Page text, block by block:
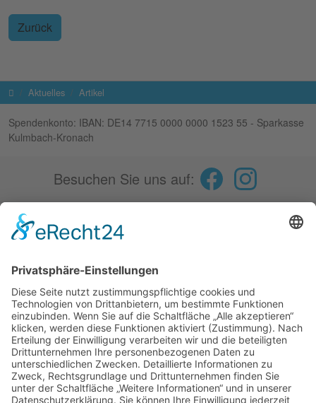
Zurück
Startseite
Aktuelles Artikel
Spendenkonto: IBAN: DE14 7715 0000 0000 1523 55 - Sparkasse
Kulmbach-Kronach
Besuchen Sie uns auf:
Fokus
Aktuelles
Essen auf Rädern
Service
Kontakt